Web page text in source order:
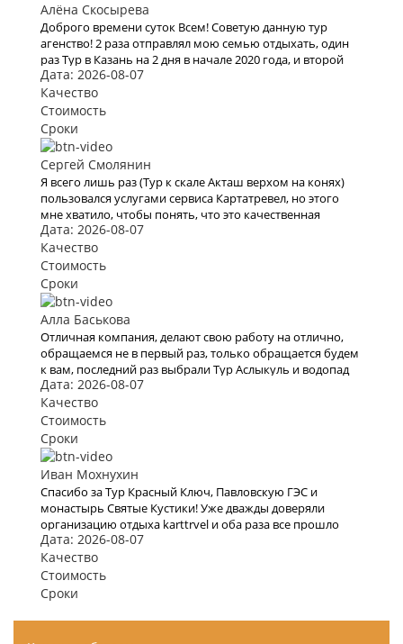
Алёна Скосырева
Доброго времени суток Всем! Советую данную тур
агенство! 2 раза отправлял мою семью отдыхать, один
раз Тур в Казань на 2 дня в начале 2020 года, и второй
раз решили полететь на моря а именно в Турцию, все
понравилось, буду рекомендовать.
Дата: 2026-08-07
Качество
Стоимость
Сроки
Сергей Смолянин
Я всего лишь раз (Тур к скале Акташ верхом на конях)
пользовался услугами сервиса Картатревел, но этого
мне хватило, чтобы понять, что это качественная
платформа для бронирования туров. Хочу отметить
невысокие цены, удобный сайт и простоту оформления
заявки на тур
Дата: 2026-08-07
Качество
Стоимость
Сроки
Алла Баськова
Отличная компания, делают свою работу на отлично,
обращаемся не в первый раз, только обращается будем
к вам, последний раз выбрали Тур Аслыкуль и водопад
Шарлама
Дата: 2026-08-07
Качество
Стоимость
Сроки
Иван Мохнухин
Спасибо за Тур Красный Ключ, Павловскую ГЭС и
монастырь Святые Кустики! Уже дважды доверяли
организацию отдыха karttrvel и оба раза все прошло
отлично! Путешествие было с маленьким ребёнком
поэтому к выбору тура подходили особенно трепетно.
Большое спасибо за помощь во всех организационных
вопросах, быстрое оформление виз и такое
внимательное отношение!
Дата: 2026-08-07
Качество
Стоимость
Сроки